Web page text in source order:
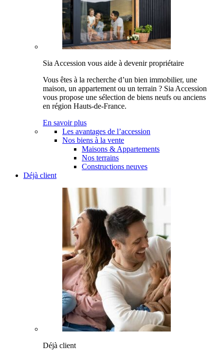
Sia Accession vous aide à devenir propriétaire
Vous êtes à la recherche d’un bien immobilier, une
maison, un appartement ou un terrain ? Sia Accession
vous propose une sélection de biens neufs ou anciens
en région Hauts-de-France.
En savoir plus
Les avantages de l’accession
Nos biens à la vente
Maisons & Appartements
Nos terrains
Constructions neuves
Déjà client
Déjà client